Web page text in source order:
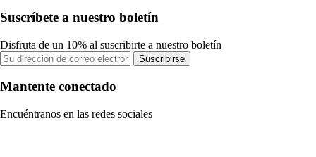
Suscríbete a nuestro boletín
Disfruta de un 10% al suscribirte a nuestro boletín
Suscribirse
Mantente conectado
Encuéntranos en las redes sociales